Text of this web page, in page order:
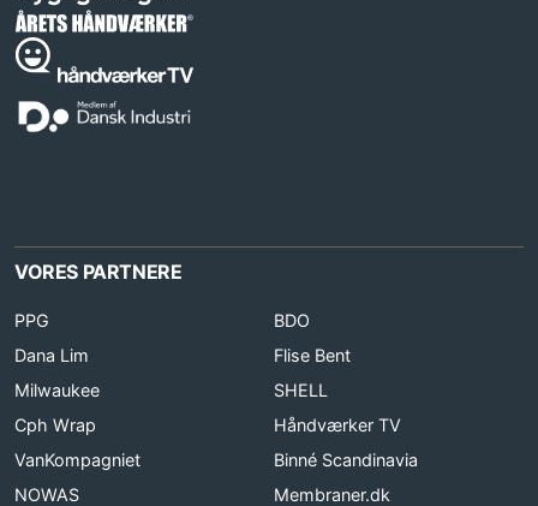
VORES PARTNERE
PPG
BDO
Dana Lim
Flise Bent
Milwaukee
SHELL
Cph Wrap
Håndværker TV
VanKompagniet
Binné Scandinavia
NOWAS
Membraner.dk